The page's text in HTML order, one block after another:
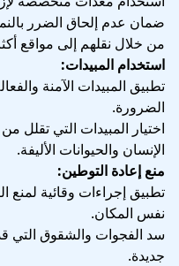
ضمان عدم إلحاق الضرر
من خلال نقلهم إلى مواقع
استخدام المبيدات:
تطبيق المبيدات الآمنة
الضرورة.
اختيار المبيدات التي تقلل
الإنسان والحيوانات الأليفة.
منع إعادة التوطين:
تطبيق إجراءات وقائية لمنع
نفس المكان.
سد الفجوات والشقوق التي قد
جديدة.